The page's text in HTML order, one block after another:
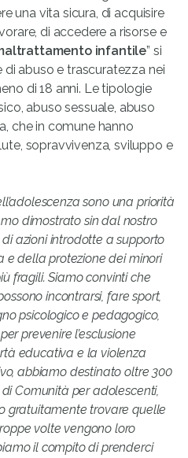
una vita sicura, di acquisire
di accedere a risorse e
infantile” si
abuso e trascuratezza nei
di 18 anni. Le tipologie
abuso sessuale, abuso
che in comune hanno
sopravvivenza, sviluppo e
sono una priorità
dimostrato sin dal nostro
azioni introdotte a supporto
della protezione dei minori
fragili. Siamo convinti che
incontrarsi, fare sport,
psicologico e pedagogico,
prevenire l’esclusione
educativa e la violenza
abbiamo destinato oltre 300
Comunità per adolescenti,
gratuitamente trovare quelle
volte vengono loro
il compito di prenderci